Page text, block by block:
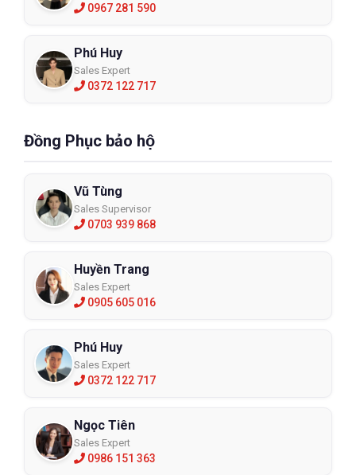
0967 281 590
Phú Huy
Sales Expert
0372 122 717
Đồng Phục bảo hộ
Vũ Tùng
Sales Supervisor
0703 939 868
Huyền Trang
Sales Expert
0905 605 016
Phú Huy
Sales Expert
0372 122 717
Ngọc Tiên
Sales Expert
0986 151 363